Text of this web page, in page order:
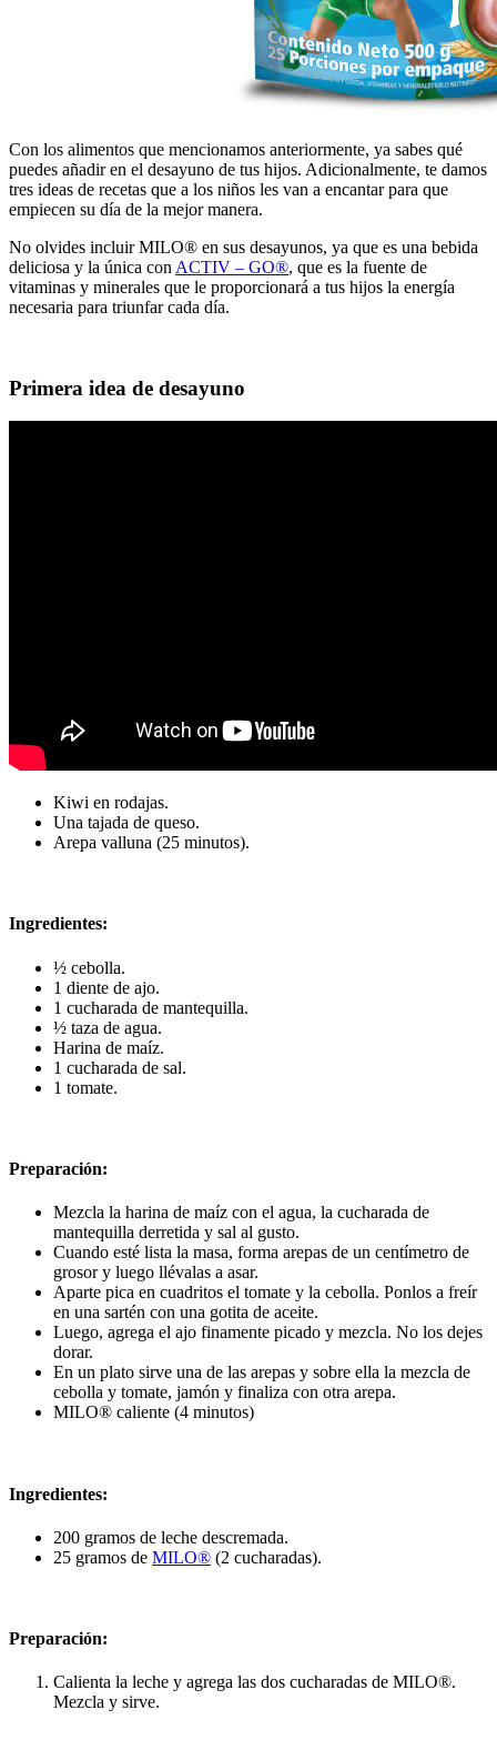
Con los alimentos que mencionamos anteriormente, ya sabes qué
puedes añadir en el desayuno de tus hijos. Adicionalmente, te damos
tres ideas de recetas que a los niños les van a encantar para que
empiecen su día de la mejor manera.
No olvides incluir MILO® en sus desayunos, ya que es una bebida
deliciosa y la única con ACTIV – GO®, que es la fuente de
vitaminas y minerales que le proporcionará a tus hijos la energía
necesaria para triunfar cada día.
Primera idea de desayuno
Kiwi en rodajas.
Una tajada de queso.
Arepa valluna (25 minutos).
Ingredientes:
½ cebolla.
1 diente de ajo.
1 cucharada de mantequilla.
½ taza de agua.
Harina de maíz.
1 cucharada de sal.
1 tomate.
Preparación:
Mezcla la harina de maíz con el agua, la cucharada de
mantequilla derretida y sal al gusto.
Cuando esté lista la masa, forma arepas de un centímetro de
grosor y luego llévalas a asar.
Aparte pica en cuadritos el tomate y la cebolla. Ponlos a freír
en una sartén con una gotita de aceite.
Luego, agrega el ajo finamente picado y mezcla. No los dejes
dorar.
En un plato sirve una de las arepas y sobre ella la mezcla de
cebolla y tomate, jamón y finaliza con otra arepa.
MILO® caliente (4 minutos)
Ingredientes:
200 gramos de leche descremada.
25 gramos de MILO® (2 cucharadas).
Preparación:
Calienta la leche y agrega las dos cucharadas de MILO®.
Mezcla y sirve.